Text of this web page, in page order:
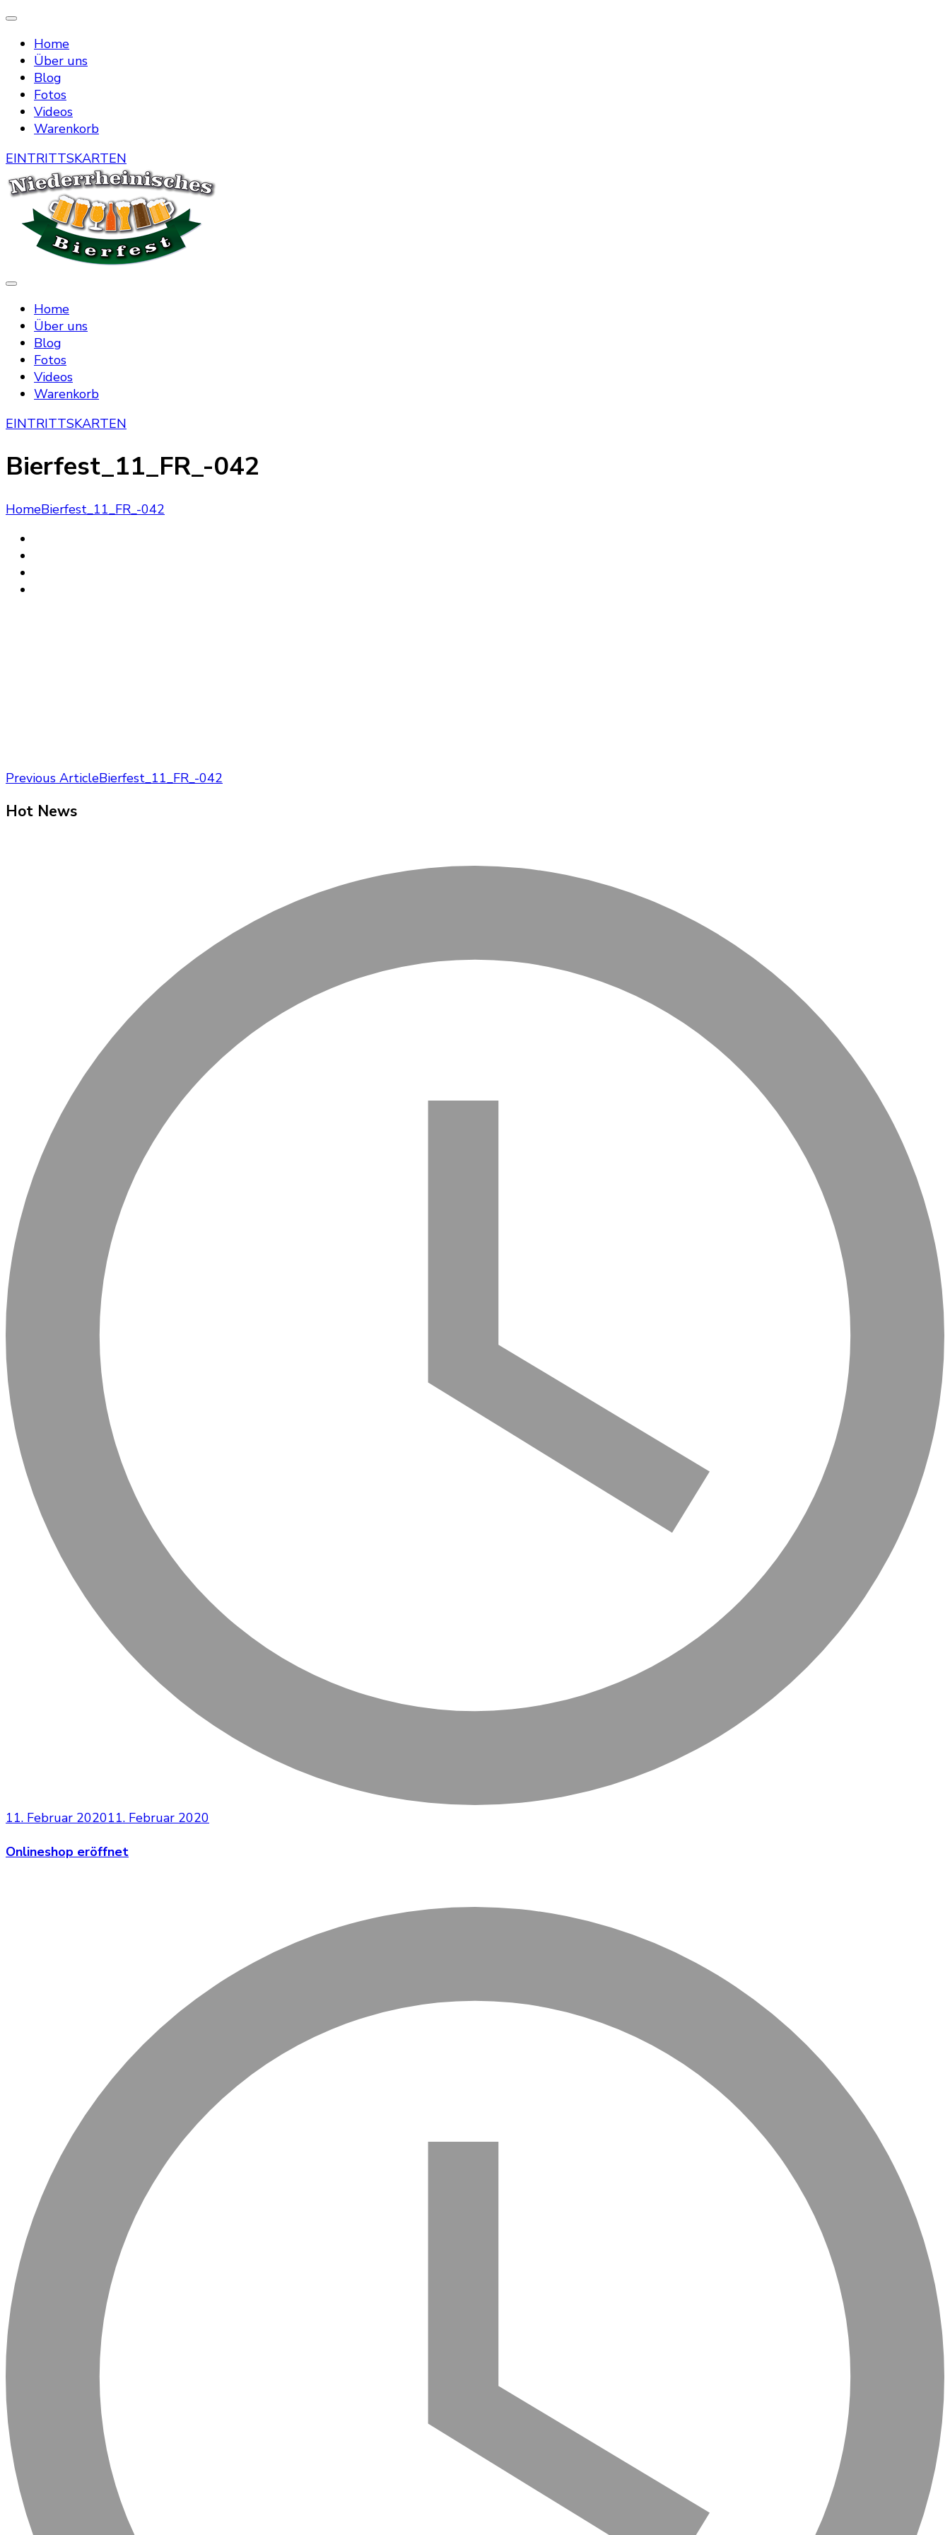
Home
Über uns
Blog
Fotos
Videos
Warenkorb
EINTRITTSKARTEN
Niederrheinisches Bierfest
Home
Über uns
Blog
Fotos
Videos
Warenkorb
EINTRITTSKARTEN
Bierfest_11_FR_-042
HomeBierfest_11_FR_-042
Post
Navigation
Previous ArticleBierfest_11_FR_-042
Hot News
11. Februar 202011. Februar 2020
Onlineshop eröffnet